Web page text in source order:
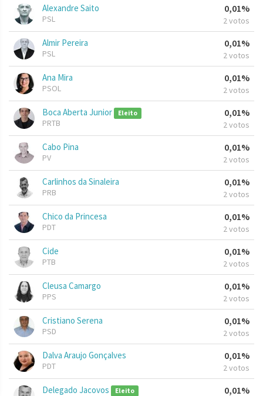
Alexandre Saito
PSL
0,01%
2 votos
Almir Pereira
PSL
0,01%
2 votos
Ana Mira
PSOL
0,01%
2 votos
Boca Aberta Junior Eleito
PRTB
0,01%
2 votos
Cabo Pina
PV
0,01%
2 votos
Carlinhos da Sinaleira
PRB
0,01%
2 votos
Chico da Princesa
PDT
0,01%
2 votos
Cide
PTB
0,01%
2 votos
Cleusa Camargo
PPS
0,01%
2 votos
Cristiano Serena
PSD
0,01%
2 votos
Dalva Araujo Gonçalves
PDT
0,01%
2 votos
Delegado Jacovos Eleito 0,01%